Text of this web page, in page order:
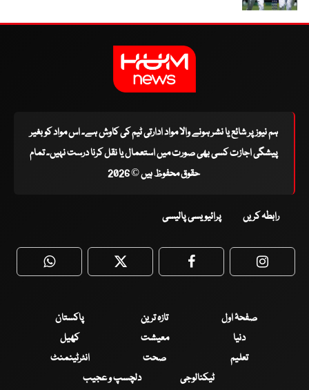
ہم نیوز پر شائع یا نشر ہونے والا مواد ادارتی ٹیم کی کاوش ہے۔ اس مواد کو بغیر
پیشگی اجازت کسی بھی صورت میں استعمال یا نقل کرنا درست نہیں۔ تمام
حقوق محفوظ ہیں © 2026
رابطہ کریں پرائیویسی پالیسی
WhatsApp Twitter Facebook
صفحۂ اول تازہ ترین
پاکستان
دنیا
معیشت
کھیل
تعلیم
صحت
انٹرٹینمنٹ
ٹیکنالوجی
دلچسپ و عجیب